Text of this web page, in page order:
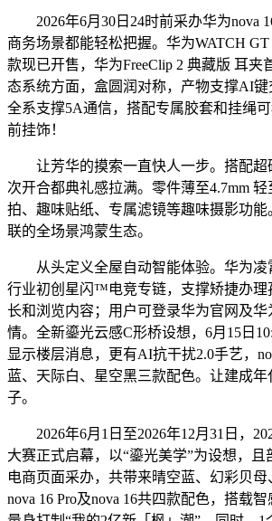
2026年6月30日24时前采办华为nova
商务场景都能轻松把握。华为WATCH GT
款现已开售，华为FreeClip 2 典藏版 耳夹
态系统方面，盒圆润对称，产物支撑AI键
全系支撑5A通信，搭配专属胶套和挂绳
前挂饰！
让芳华的摸索一直快人一步。搭配超
次开合都典礼感拉满。零件薄至4.7mm 轻
拍、趣味贴纸、专属滤镜等趣味摄影功
联的全场景鸿蒙生态。
从头定义全屋自动智能体验。华为凌
行业初创星闪™电竞专链，支撑矫捷办理
长和浏览内容；用户可登录华为官网及
情。全新鎏光云感C形桥设想，6月15日
显示楼层消息，更有AI抗干扰2.0手艺，
蓝、天际白、星空黑三款配色。让建成
子。
2026年6月1日至2026年12月31日，
大赛正式启幕，以“鎏光美学”为设想，
电商页面采办，共带来晴空蓝、幻彩贝
nova 16 Pro及nova 16共四款配色，搭载智